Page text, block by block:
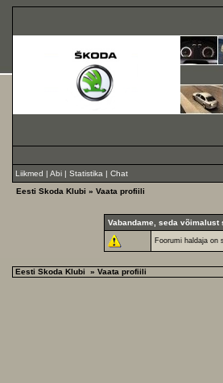
Liikmed | Abi | Statistika | Chat
Eesti Skoda Klubi » Vaata profiili
Vabandame, seda võimalust
Foorumi haldaja on
Eesti Skoda Klubi » Vaata profiili